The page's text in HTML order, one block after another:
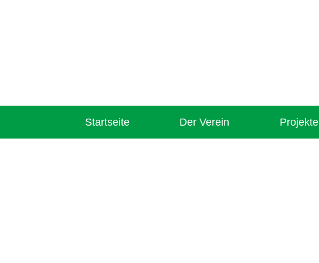
Startseite Der Verein Projekte